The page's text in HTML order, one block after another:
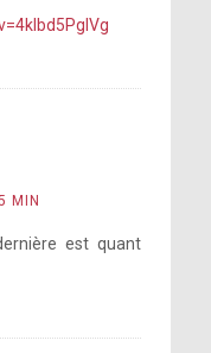
MIN
est quant